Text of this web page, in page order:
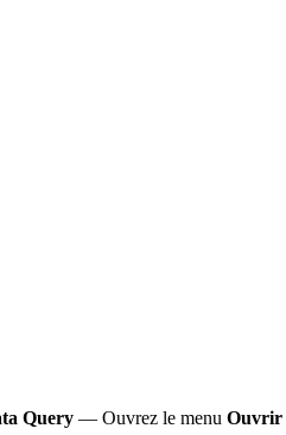
Query — Ouvrez le menu Ouvrir